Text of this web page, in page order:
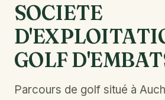
SOCIETE
GOLF
Parcours de golf situé à